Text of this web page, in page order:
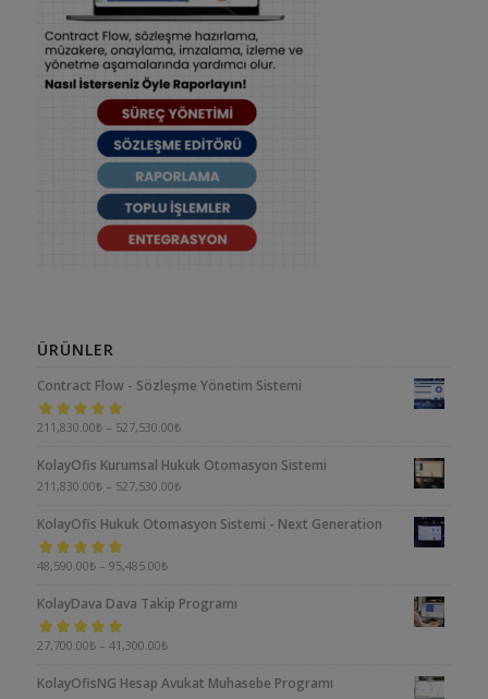
ÜRÜNLER
Contract Flow - Sözleşme Yönetim Sistemi
5 üzerinden
211,830.00₺ – 527,530.00₺
KolayOfis Kurumsal Hukuk Otomasyon Sistemi
211,830.00₺ – 527,530.00₺
KolayOfis Hukuk Otomasyon Sistemi - Next Generation
5 üzerinden
48,590.00₺ – 95,485.00₺
KolayDava Dava Takip Programı
5 üzerinden
27,700.00₺ – 41,300.00₺
KolayOfisNG Hesap Avukat Muhasebe Programı